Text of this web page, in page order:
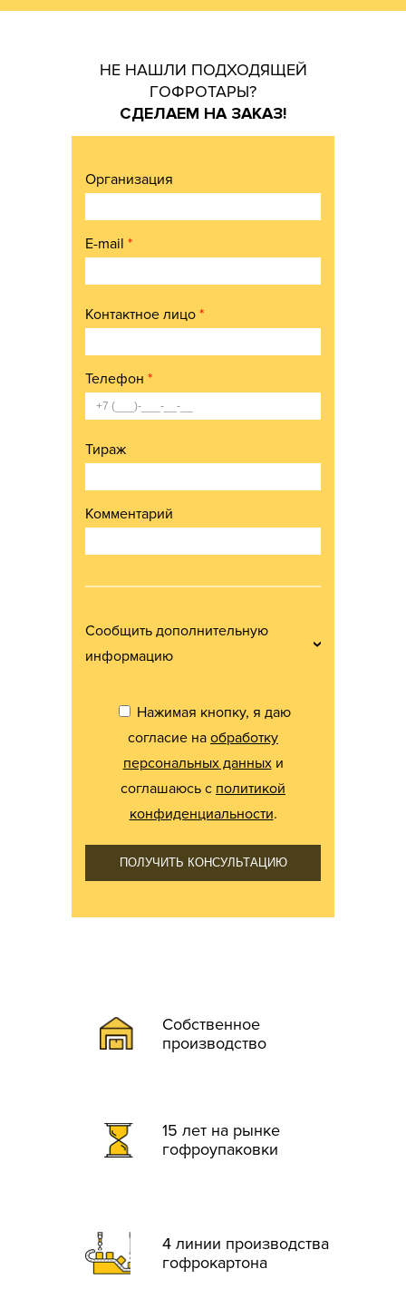
НЕ НАШЛИ ПОДХОДЯЩЕЙ
ГОФРОТАРЫ?
СДЕЛАЕМ НА ЗАКАЗ!
Собственное
производство
15 лет на рынке
гофроупаковки
4 линии производства
гофрокартона
Организация
E-mail *
Контактное лицо *
Телефон *
Тираж
Комментарий
Сообщить дополнительную
информацию
Нажимая кнопку, я даю
согласие на обработку
персональных данныхи
соглашаюсь с политикой
конфиденциальности.
ПОЛУЧИТЬ КОНСУЛЬТАЦИЮ